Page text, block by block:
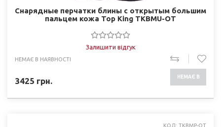
Снарядные перчатки блины с открытым большим
пальцем кожа Top King TKBMU-OT
Залишити відгук
НЕМАЄ В НАЯВНОСТІ
3425 грн. НЕМАЄ В
КОД: TKBMP-OT